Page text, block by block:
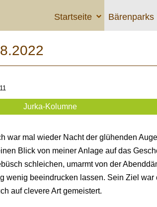
Startseite Bärenparks
Jurka-Kolumne
war mal wieder Nacht der glühenden
Blick von meiner Anlage auf das
schleichen, umarmt von der
wenig beeindrucken lassen. Sein Ziel war
auf clevere Art gemeistert.